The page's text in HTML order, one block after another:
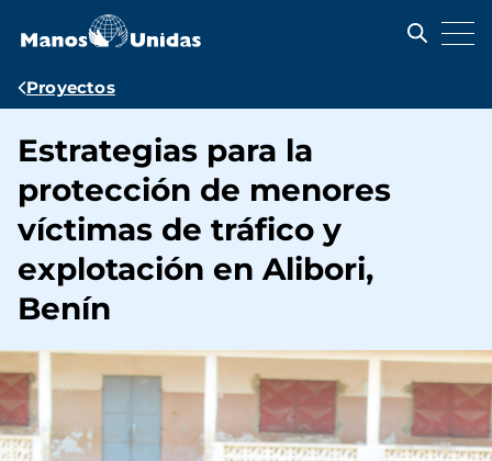
contenido
Ruta
navegación
Proyectos
Estrategias para la
protección de menores
víctimas de tráfico y
explotación en Alibori,
Benín